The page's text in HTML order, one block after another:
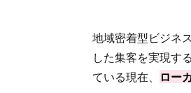
地域密着型ビジネ
した集客を実現す
ている現在、
ロー